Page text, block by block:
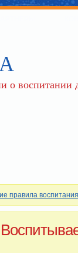
о
правила